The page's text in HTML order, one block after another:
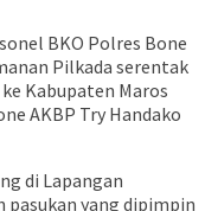
BKO Polres Bone
Pilkada serentak
Kabupaten Maros
AKBP Try Handako
di Lapangan
pasukan yang dipimpin